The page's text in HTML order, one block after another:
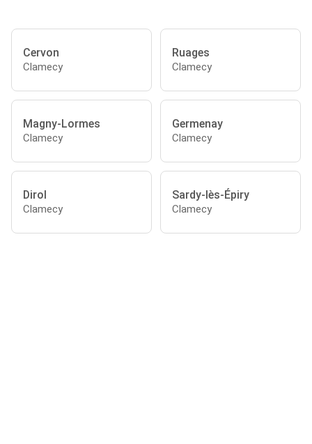
Cervon
Clamecy
Ruages
Clamecy
Magny-Lormes
Clamecy
Germenay
Clamecy
Dirol
Clamecy
Sardy-lès-Épiry
Clamecy